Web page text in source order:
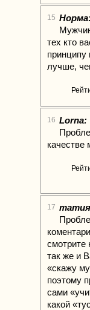
15
тех кто
принципу
лучше,
16 Lorna:
качестве
17
смотрите
так же и
«скажу
поэтому
сами
какой